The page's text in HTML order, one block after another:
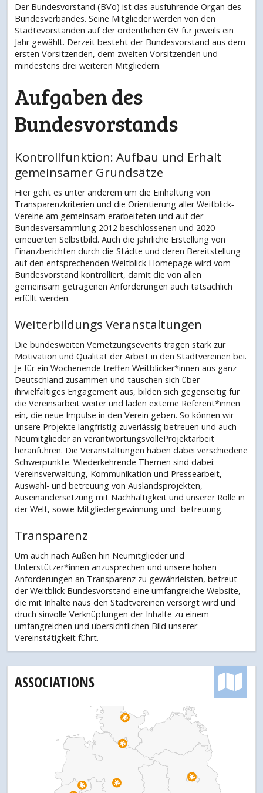
Der Bundesvorstand (BVo) ist das ausführende Organ des
Bundesverbandes. Seine Mitglieder werden von den
Städtevorständen auf der ordentlichen GV für jeweils ein
Jahr gewählt. Derzeit besteht der Bundesvorstand aus dem
ersten Vorsitzenden, dem zweiten Vorsitzenden und
mindestens drei weiteren Mitgliedern.
Aufgaben des
Bundesvorstands
Kontrollfunktion: Aufbau und Erhalt
gemeinsamer Grundsätze
Hier geht es unter anderem um die Einhaltung von
Transparenzkriterien und die Orientierung aller Weitblick‐
Vereine am gemeinsam erarbeiteten und auf der
Bundesversammlung 2012 beschlossenen und 2020
erneuerten Selbstbild. Auch die jährliche Erstellung von
Finanzberichten durch die Städte und deren Bereitstellung
auf den entsprechenden Weitblick Homepage wird vom
Bundesvorstand kontrolliert, damit die von allen
gemeinsam getragenen Anforderungen auch tatsächlich
erfüllt werden.
Weiterbildungs Veranstaltungen
Die bundesweiten Vernetzungsevents tragen stark zur
Motivation und Qualität der Arbeit in den Stadtvereinen bei.
Je für ein Wochenende treffen Weitblicker*innen aus ganz
Deutschland zusammen und tauschen sich über
ihrvielfältiges Engagement aus, bilden sich gegenseitig für
die Vereinsarbeit weiter und laden externe Referent*innen
ein, die neue Impulse in den Verein geben. So können wir
unsere Projekte langfristig zuverlässig betreuen und auch
Neumitglieder an verantwortungsvolleProjektarbeit
heranführen. Die Veranstaltungen haben dabei verschiedene
Schwerpunkte. Wiederkehrende Themen sind dabei:
Vereinsverwaltung, Kommunikation und Pressearbeit,
Auswahl- und betreuung von Auslandsprojekten,
Auseinandersetzung mit Nachhaltigkeit und unserer Rolle in
der Welt, sowie Mitgliedergewinnung und -betreuung.
Transparenz
Um auch nach Außen hin Neumitglieder und
Unterstützer*innen anzusprechen und unsere hohen
Anforderungen an Transparenz zu gewährleisten, betreut
der Weitblick Bundesvorstand eine umfangreiche Website,
die mit Inhalte naus den Stadtvereinen versorgt wird und
druch sinvolle Verknüpfungen der Inhalte zu einem
umfangreichen und übersichtlichen Bild unserer
Vereinstätigkeit führt.
ASSOCIATIONS